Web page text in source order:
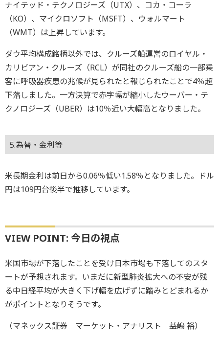
ナイテッド・テクノロジーズ（UTX）、コカ・コーラ
（KO）、マイクロソフト（MSFT）、ウォルマート
（WMT）は上昇しています。
ダウ平均構成銘柄以外では、クルーズ船運営のロイヤル・
カリビアン・クルーズ（RCL）が同社のクルーズ船の一部乗
客に呼吸器疾患の兆候が見られたと報じられたことで4％超
下落しました。一方決算で赤字幅が縮小したウーバー・テ
クノロジーズ（UBER）は10％近い大幅高となりました。
5.為替・金利等
米長期金利は前日から0.06％低い1.58％となりました。ドル
円は109円台後半で推移しています。
VIEW POINT: 今日の視点
米国市場が下落したことを受け日本市場も下落してのスタ
ートが予想されます。いまだに新型肺炎拡大への不安が残
る中日経平均が大きく下げ幅を広げずに踏みとどまれるか
がポイントとなりそうです。
（マネックス証券 マーケット・アナリスト 益嶋 裕）